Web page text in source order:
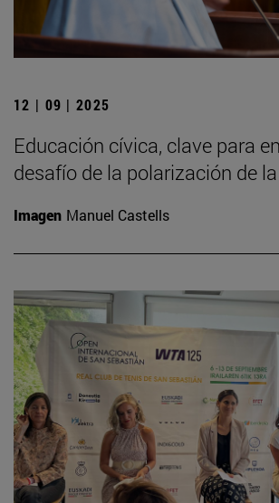
12 | 09 | 2025
Educación cívica, clave para
desafío de la polarización de
Imagen Manuel Castells